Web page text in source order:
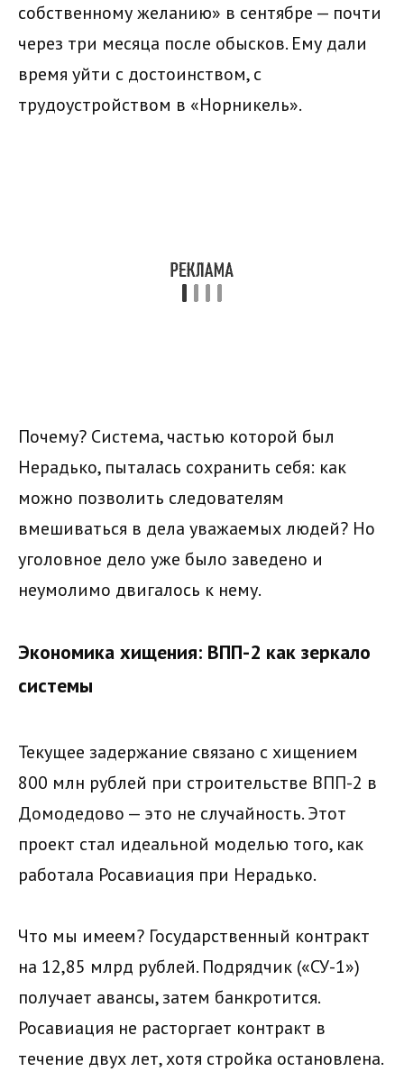
собственному желанию» в сентябре — почти
через три месяца после обысков. Ему дали
время уйти с достоинством, с
трудоустройством в «Норникель».
Почему? Система, частью которой был
Нерадько, пыталась сохранить себя: как
можно позволить следователям
вмешиваться в дела уважаемых людей? Но
уголовное дело уже было заведено и
неумолимо двигалось к нему.
Экономика хищения: ВПП-2 как зеркало
системы
Текущее задержание связано с хищением
800 млн рублей при строительстве ВПП-2 в
Домодедово — это не случайность. Этот
проект стал идеальной моделью того, как
работала Росавиация при Нерадько.
Что мы имеем? Государственный контракт
на 12,85 млрд рублей. Подрядчик («СУ-1»)
получает авансы, затем банкротится.
Росавиация не расторгает контракт в
течение двух лет, хотя стройка остановлена.